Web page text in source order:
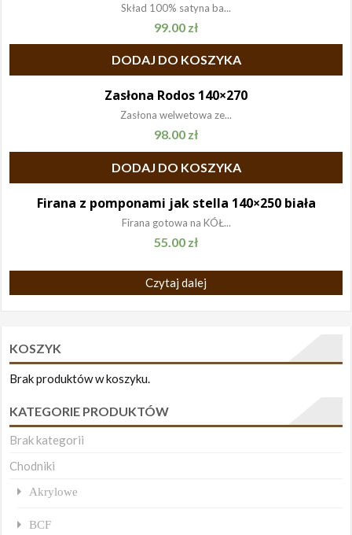
Skład 100% satyna ba...
99.00 zł
DODAJ DO KOSZYKA
Zasłona Rodos 140×270
Zasłona welwetowa ze...
98.00 zł
DODAJ DO KOSZYKA
Firana z pomponami jak stella 140×250 biała
Firana gotowa na KÓŁ...
55.00 zł
Czytaj dalej
KOSZYK
Brak produktów w koszyku.
KATEGORIE PRODUKTÓW
Brak kategorii
Chodniki
Akrylowe
BCF